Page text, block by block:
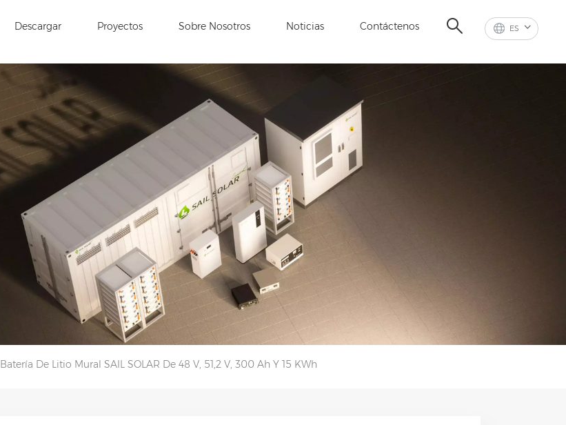
ES
Descargar Proyectos Sobre Nosotros Noticias Contáctenos
Batería De Litio Mural SAIL SOLAR De 48 V, 51,2 V, 300 Ah Y 15 KWh